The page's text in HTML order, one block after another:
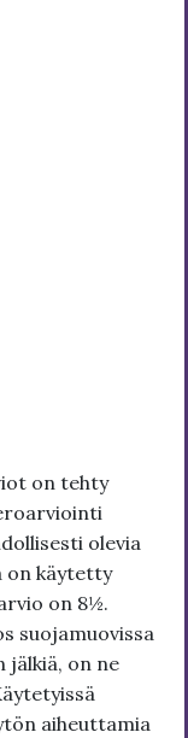
on tehty
olevia
on käytetty
on 8½.
suojamuovissa
jälkiä, on ne
aiheuttamia